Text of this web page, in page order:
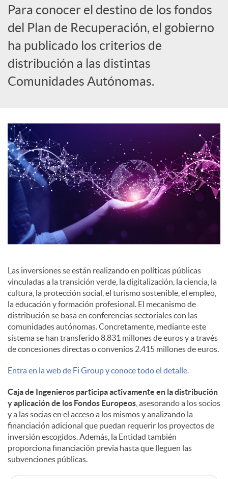
S
o
c
a
l
e
s
Para conocer el destino de los fondos
del Plan de Recuperación, el gobierno
ha publicado los criterios de
distribución a las distintas
Comunidades Autónomas.
Las inversiones se están realizando en políticas públicas
vinculadas a la transición verde, la digitalización, la ciencia, la
cultura, la protección social, el turismo sostenible, el empleo,
la educación y formación profesional. El mecanismo de
distribución se basa en conferencias sectoriales con las
comunidades autónomas. Concretamente, mediante este
sistema se han transferido 8.831 millones de euros y a través
de concesiones directas o convenios 2.415 millones de euros.
Entra en la web de Fi Group y conoce todo el detalle.
Caja de Ingenieros participa activamente en la distribución
y aplicación de los Fondos Europeos , asesorando a los socios
y a las socias en el acceso a los mismos y analizando la
financiación adicional que puedan requerir los proyectos de
inversión escogidos. Además, la Entidad también
proporciona financiación previa hasta que lleguen las
subvenciones públicas.